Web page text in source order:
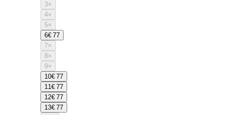
3×
4×
5×
6€ 77
7×
8×
9×
10€ 77
11€ 77
12€ 77
13€ 77